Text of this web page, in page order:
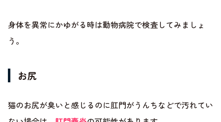
身体を異常にかゆがる時は動物病院で検査してみましょ
う。
お尻
猫のお尻が臭いと感じるのに肛門がうんちなどで汚れてい